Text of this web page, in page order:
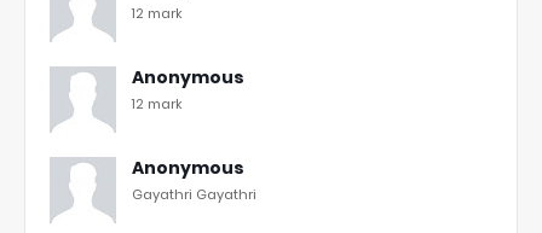
12 mark
Anonymous
12 mark
Anonymous
Gayathri Gayathri